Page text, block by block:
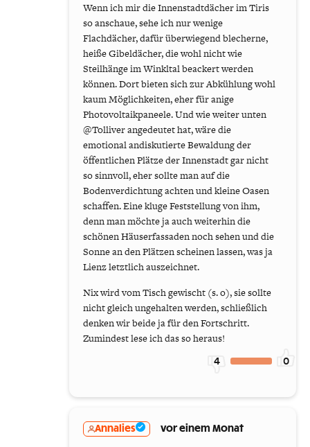
Wenn ich mir die Innenstadtdächer im Tiris
so anschaue, sehe ich nur wenige
Flachdächer, dafür überwiegend blecherne,
heiße Gibeldächer, die wohl nicht wie
Steilhänge im Winkltal beackert werden
können. Dort bieten sich zur Abkühlung wohl
kaum Möglichkeiten, eher für anige
Photovoltaikpaneele. Und wie weiter unten
@Tolliver angedeutet hat, wäre die
emotional andiskutierte Bewaldung der
öffentlichen Plätze der Innenstadt gar nicht
so sinnvoll, eher sollte man auf die
Bodenverdichtung achten und kleine Oasen
schaffen. Eine kluge Feststellung von ihm,
denn man möchte ja auch weiterhin die
schönen Häuserfassaden noch sehen und die
Sonne an den Plätzen scheinen lassen, was ja
Lienz letztlich auszeichnet.
Nix wird vom Tisch gewischt (s. o), sie sollte
nicht gleich ungehalten werden, schließlich
denken wir beide ja für den Fortschritt.
Zumindest lese ich das so heraus!
4 0
Annalies vor einem Monat